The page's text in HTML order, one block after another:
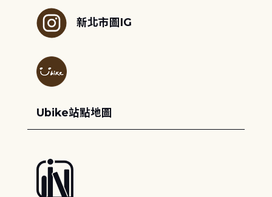
新北市圖IG
Ubike站點地圖